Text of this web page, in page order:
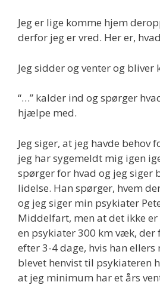
Jeg er lige komme hjem
derfor jeg er vred. Her er,
Jeg sidder og venter og bliver
“…” kalder ind og spørger
hjælpe med.
Jeg siger, at jeg havde behov
jeg har sygemeldt mig igen
spørger for hvad og jeg siger
lidelse. Han spørger, hvem
og jeg siger min psykiater
Middelfart, men at det ikke
en psykiater 300 km væk,
efter 3-4 dage, hvis han ellers
blevet henvist til psykiateren
at jeg minimum har et års